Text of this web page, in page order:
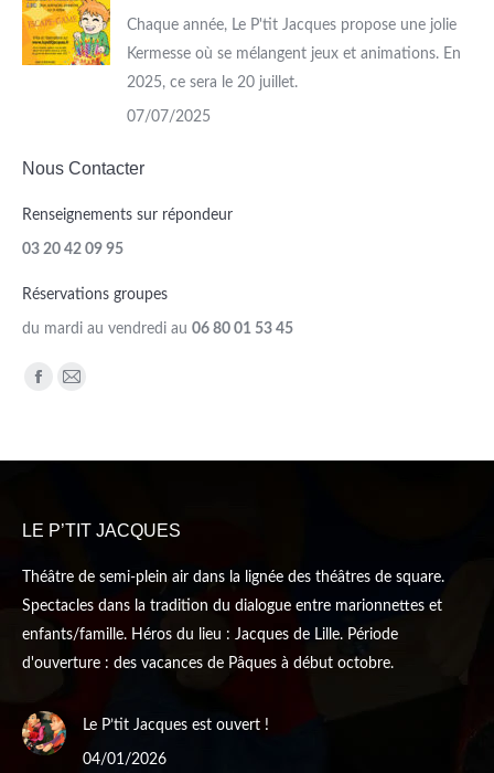
Chaque année, Le P'tit Jacques propose une jolie
Kermesse où se mélangent jeux et animations. En
2025, ce sera le 20 juillet.
07/07/2025
Nous Contacter
Renseignements sur répondeur
03 20 42 09 95
Réservations groupes
du mardi au vendredi au 06 80 01 53 45
Trouvez nous sur :
windowwindow
LE P’TIT JACQUES
Théâtre de semi-plein air dans la lignée des théâtres de square.
Spectacles dans la tradition du dialogue entre marionnettes et
enfants/famille. Héros du lieu : Jacques de Lille. Période
d'ouverture : des vacances de Pâques à début octobre.
Le P’tit Jacques est ouvert !
04/01/2026